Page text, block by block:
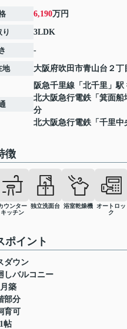
6,190万円
り 3LDK
-
地 大阪府吹田市青山台 ２丁
阪急千里線 「 北千里 」
北大阪急行電鉄 「 箕面船
分
北大阪急行電鉄 「 千里中
徴
ウンター
キッチン
独立洗面台 浴室乾燥機
オートロッ
ク
ポイント
ダウン
バルコニー
築
部分
育可
帖